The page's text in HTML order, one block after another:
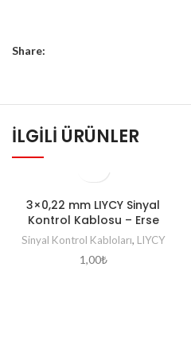
Share:
İLGILI ÜRÜNLER
3×0,22 mm LIYCY Sinyal
Kontrol Kablosu – Erse
Sinyal Kontrol Kabloları, LIYCY
1,00₺